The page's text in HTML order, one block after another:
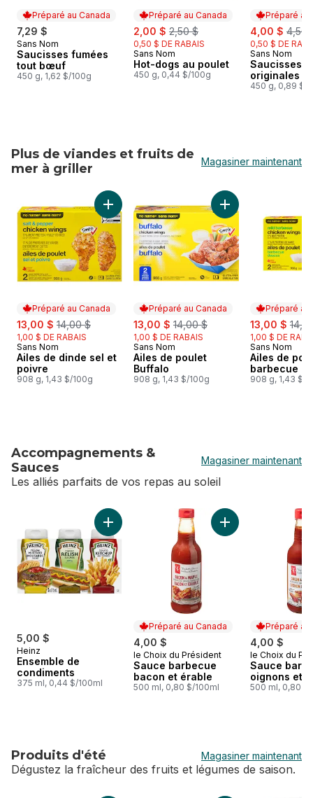
Préparé au Canada
7,29 $
Préparé au Canada
Sans Nom
Saucisses fumées
tout bœuf
450 g, 1,62 $/100g
Préparé au Canada
sale:
2,00 $ , formerly:
2,50 $
0,50 $ DE RABAIS
Préparé au Canada
Sans Nom
Hot-dogs au poulet
450 g, 0,44 $/100g
Préparé au
sale:
4,00 $ ,
4,50
0,50 $ DE
Préparé au
Sans Nom
Saucisses
originales
450 g, 0,89 $/
Plus de viandes et fruits de
mer à griller
Magasiner maintenant
sauter Plus de viandes et fruits de mer à griller
Préparé au Canada
sale:
13,00 $ , formerly:
14,00 $
1,00 $ DE RABAIS
Préparé au Canada
Sans Nom
Ailes de dinde sel et
poivre
908 g, 1,43 $/100g
Ajouter Ailes de dinde sel et poivre au
Préparé au Canada
sale:
13,00 $ , formerly:
14,00 $
1,00 $ DE RABAIS
Préparé au Canada
Sans Nom
Ailes de poulet
Buffalo
908 g, 1,43 $/100g
Ajouter Ailes de
Préparé au
sale:
13,00 $ ,
1,00 $ DE
Préparé au
Sans Nom
Ailes de
barbecue
908 g, 1,43 $/
Accompagnements &
Sauces
Magasiner maintenant
Les alliés parfaits de vos repas au soleil
sauter Accompagnements & Sauces
5,00 $
Heinz
Ensemble de
condiments
375 ml, 0,44 $/100ml
Ajouter Ensemble de condiments au panier
Préparé au Canada
4,00 $
Préparé au Canada
le Choix du Président
Sauce barbecue
bacon et érable
500 ml, 0,80 $/100ml
Ajouter Sauce
Préparé au
4,00 $
Préparé au
le Choix du
Sauce
oignons et
500 ml, 0,80
Produits d'été Magasiner maintenant
Dégustez la fraîcheur des fruits et légumes de saison.